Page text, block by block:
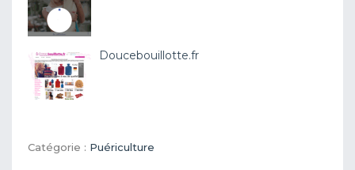
Doucebouillotte.fr
Catégorie : Puériculture